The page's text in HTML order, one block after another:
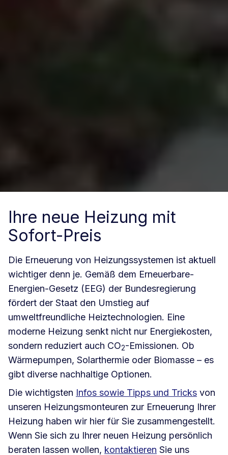
Ihre neue Heizung mit
Sofort-Preis
Die Erneuerung von Heizungssystemen ist aktuell
wichtiger denn je. Gemäß dem Erneuerbare-
Energien-Gesetz (EEG) der Bundesregierung
fördert der Staat den Umstieg auf
umweltfreundliche Heiztechnologien. Eine
moderne Heizung senkt nicht nur Energiekosten,
sondern reduziert auch CO2-Emissionen. Ob
Wärmepumpen, Solarthermie oder Biomasse – es
gibt diverse nachhaltige Optionen.
Die wichtigsten Infos sowie Tipps und Tricks von
unseren Heizungsmonteuren zur Erneuerung Ihrer
Heizung haben wir hier für Sie zusammengestellt.
Wenn Sie sich zu Ihrer neuen Heizung persönlich
beraten lassen wollen, kontaktieren Sie uns